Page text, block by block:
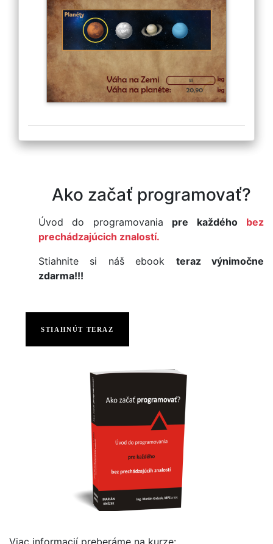
Ako začať programovať?
Úvod do programovania pre každého
bez
prechádzajúcich znalostí.
Stiahnite si náš ebook teraz výnimočne
zdarma!!!
STIAHNÚT TERAZ
Viac informacií preberáme na kurze: